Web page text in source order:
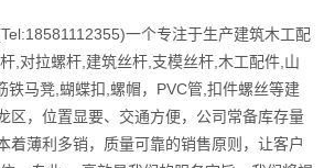
一个专注于生产建筑木工配
,对拉螺杆,建筑丝杆,支模丝杆,木工配件,山
铁马凳,蝴蝶扣,螺帽，PVC管,扣件螺丝等建
区，位置显要、交通方便，公司常备库存量
着薄利多销，质量可靠的销售原则，让客户